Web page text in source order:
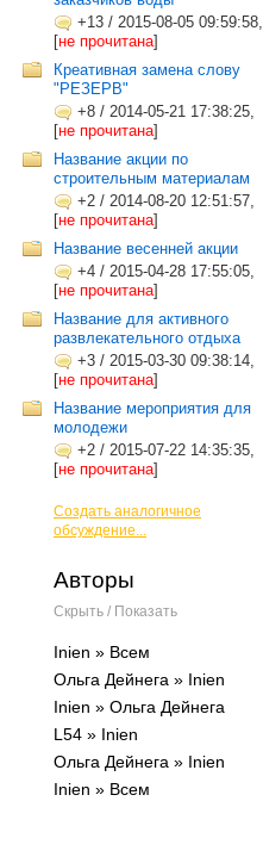
+13 / 2015-08-05 09:59:58,
[не прочитана]
Креативная замена слову
"РЕЗЕРВ"
+8 / 2014-05-21 17:38:25,
[не прочитана]
Название акции по
строительным материалам
+2 / 2014-08-20 12:51:57,
[не прочитана]
Название весенней акции
+4 / 2015-04-28 17:55:05,
[не прочитана]
Название для активного
развлекательного отдыха
+3 / 2015-03-30 09:38:14,
[не прочитана]
Название мероприятия для
молодежи
+2 / 2015-07-22 14:35:35,
[не прочитана]
Создать аналогичное
обсуждение...
Авторы
Скрыть / Показать
Inien » Всем
Ольга Дейнега » Inien
Inien » Ольга Дейнега
L54 » Inien
Ольга Дейнега » Inien
Inien » Всем